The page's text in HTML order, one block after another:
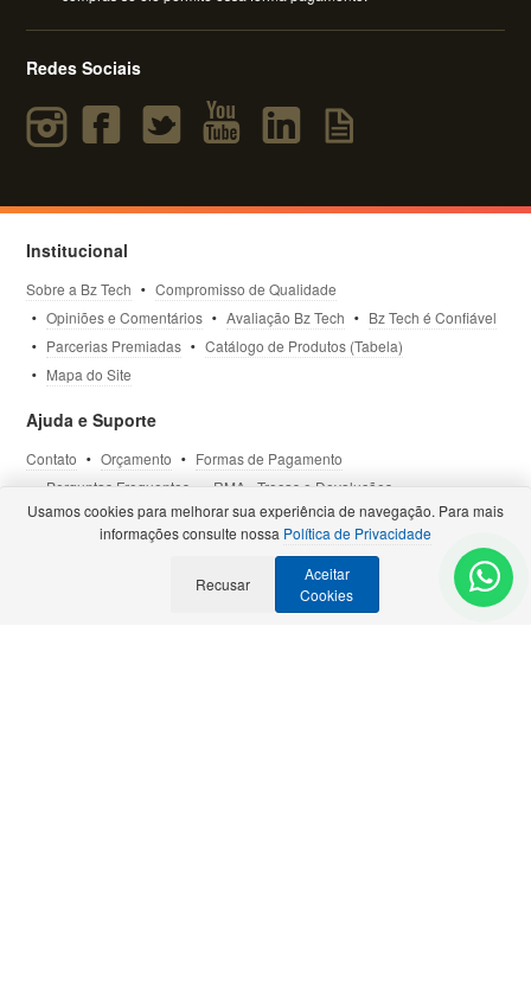
Redes Sociais
Institucional
Sobre a Bz Tech
Compromisso de Qualidade
Opiniões e Comentários
Avaliação Bz Tech
Bz Tech é Confiável
Parcerias Premiadas
Catálogo de Produtos (Tabela)
Mapa do Site
Ajuda e Suporte
Contato Orçamento
Formas de Pagamento
Perguntas Frequentes
RMA - Trocas e Devoluções
Política de Privacidade
Termos de Uso Site Seguro
Selos e Certificações- Veja todas as Parcerias Premiadas
Usamos cookies para melhorar sua experiência de navegação. Para mais
informações consulte nossa Política de Privacidade
Recusar
Aceitar
Cookies